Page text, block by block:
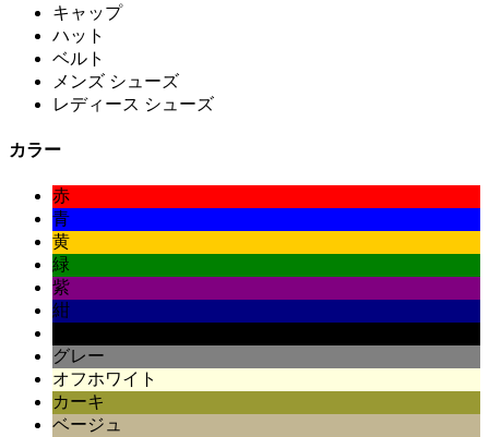
キャップ
ハット
ベルト
メンズ シューズ
レディース シューズ
カラー
赤
青
黄
緑
紫
紺
グレー
オフホワイト
カーキ
ベージュ